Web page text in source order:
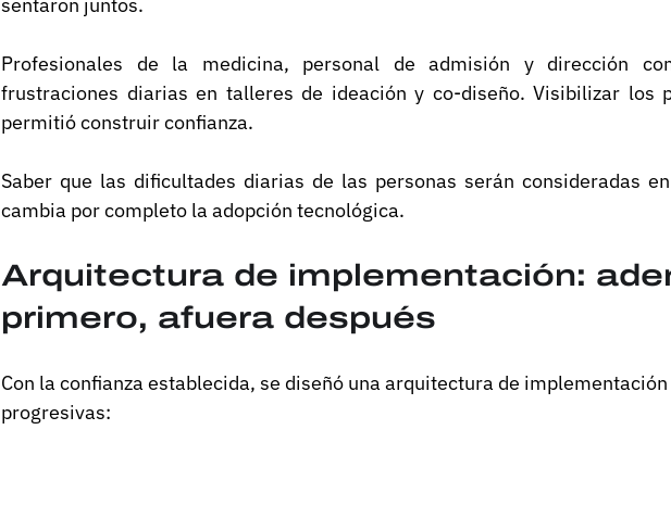
Profesionales de la medicina, personal de admisión y dirección
frustraciones diarias en talleres de ideación y co-diseño. Visibilizar los
permitió construir confianza.
Saber que las dificultades diarias de las personas serán consideradas
cambia por completo la adopción tecnológica.
Arquitectura de implementación:
primero, afuera después
Con la confianza establecida, se diseñó una arquitectura de
progresivas: